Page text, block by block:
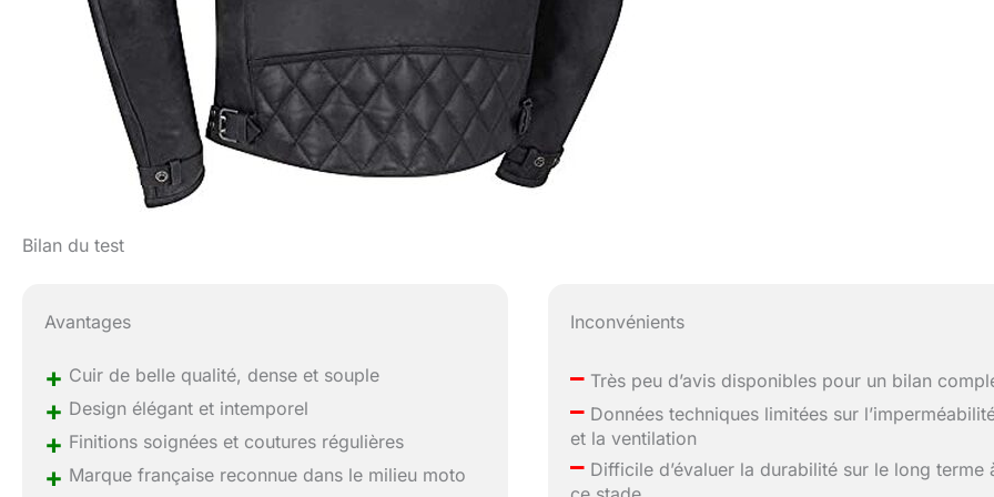
Bilan du test
Avantages
+ Cuir de belle qualité, dense et souple
+ Design élégant et intemporel
+ Finitions soignées et coutures régulières
+ Marque française reconnue dans le milieu moto
Inconvénients
– Très peu d’avis disponibles pour un bilan
– Données techniques limitées sur
et la ventilation
– Difficile d’évaluer la durabilité sur le long terme